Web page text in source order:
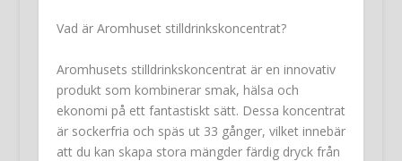
Vad är Aromhuset stilldrinkskoncentrat?
Aromhusets stilldrinkskoncentrat är en innovativ
produkt som kombinerar smak, hälsa och
ekonomi på ett fantastiskt sätt. Dessa koncentrat
är sockerfria och späs ut 33 gånger, vilket innebär
att du kan skapa stora mängder färdig dryck från